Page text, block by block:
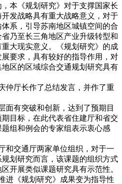
本《规划研究》对于支撑国家长
发战略具有重大战略意义，对于
系，引导苏南地区城镇空间的合
乃至长三角地区产业升级转型和
大现实意义。《规划研究》的成
要求，具有较好的指导作用，对
区的区域综合交通规划研究具有
厅长作了总结发言，并作了重
有突破和创新，达到了预期目
目标，在此代表省住建厅和省交
组和例会的专家组表示衷心感
交通厅两家单位组织，对于一
划研究而言，该课题的组织方式
开展类似课题研究具有示范性。
《规划研究》成果变为指导性